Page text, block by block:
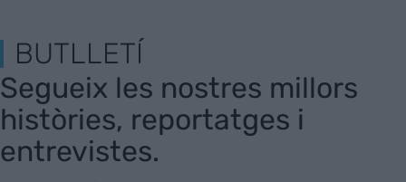
BUTLLETÍ
Segueix les nostres millors
històries, reportatges i
entrevistes.